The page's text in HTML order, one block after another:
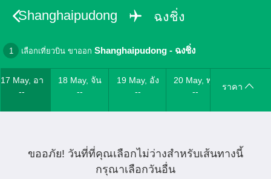
Shanghaipudong ฉงชิ่ง
1 เลือกเที่ยวบิน ขาออก Shanghaipudong - ฉงชิ่ง
17 May, อา
--
18 May, จัน
--
19 May, อัง
--
20 May, พุธ
--
ราคา
ขออภัย! วันที่ที่คุณเลือกไม่ว่างสำหรับเส้นทางนี้
กรุณาเลือกวันอื่น